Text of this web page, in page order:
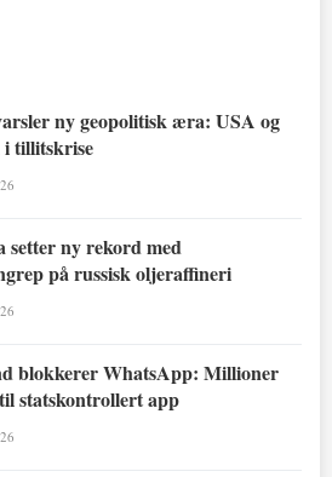
ny geopolitisk æra: USA og
tillitskrise
setter ny rekord med
på russisk oljeraffineri
blokkerer WhatsApp: Millioner
statskontrollert app